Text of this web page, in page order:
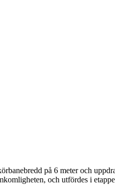
på 6 meter och
och utfördes i